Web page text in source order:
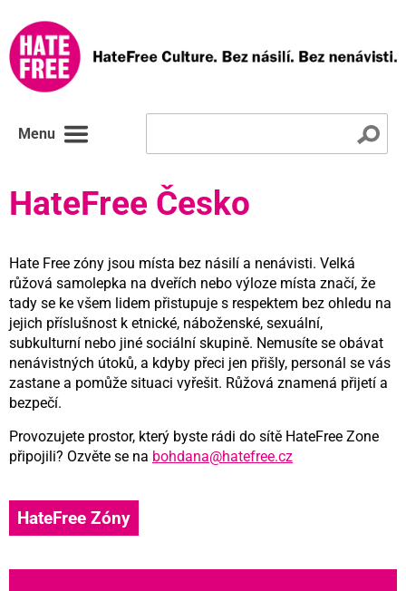
Menu
HateFree Česko
Hate Free zóny jsou místa bez násilí a nenávisti. Velká
růžová samolepka na dveřích nebo výloze místa značí, že
tady se ke všem lidem přistupuje s respektem bez ohledu na
jejich příslušnost k etnické, náboženské, sexuální,
subkulturní nebo jiné sociální skupině. Nemusíte se obávat
nenávistných útoků, a kdyby přeci jen přišly, personál se vás
zastane a pomůže situaci vyřešit. Růžová znamená přijetí a
bezpečí.
Provozujete prostor, který byste rádi do sítě HateFree Zone
připojili? Ozvěte se na bohdana@hatefree.cz
HateFree Zóny